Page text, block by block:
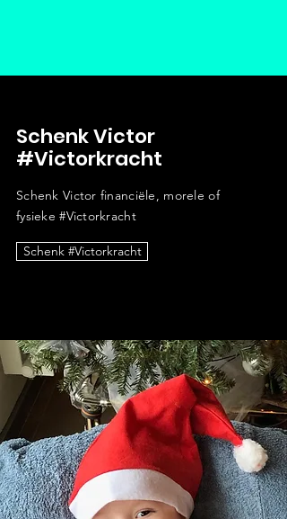
Schenk Victor
#Victorkracht
Schenk Victor financiële, morele of
fysieke #Victorkracht
Schenk #Victorkracht